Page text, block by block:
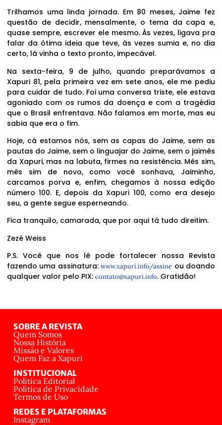
Trilhamos uma linda jornada. Em 80 meses, Jaime fez
questão de decidir, mensalmente, o tema da capa e,
quase sempre, escrever ele mesmo. Às vezes, ligava pra
falar da ótima ideia que teve, às vezes sumia e, no dia
certo, lá vinha o texto pronto, impecável.
Na sexta-feira, 9 de julho, quando preparávamos a
Xapuri 81, pela primeira vez em sete anos, ele me pediu
para cuidar de tudo. Foi uma conversa triste, ele estava
agoniado com os rumos da doença e com a tragédia
que o Brasil enfrentava. Não falamos em morte, mas eu
sabia que era o fim.
Hoje, cá estamos nós, sem as capas do Jaime, sem as
pautas do Jaime, sem o linguajar do Jaime, sem o jaimês
da Xapuri, mas na labuta, firmes na resistência. Mês sim,
mês sim de novo, como você sonhava, Jaiminho,
carcamos porva e, enfim, chegamos à nossa edição
número 100. E, depois da Xapuri 100, como era desejo
seu, a gente segue esperneando.
Fica tranquilo, camarada, que por aqui tá tudo direitim.
Zezé Weiss
P.S. Você que nos lê pode fortalecer nossa Revista
fazendo uma assinatura:www.xapuri.info/assine ou doando
qualquer valor pelo PIX: contato@xapuri.info. Gratidão!
SOBRE A REVISTA
Quem Somos
Nossa História
Missão e Valores
Quem Faz a Xapuri
INSTITUCIONAL
Política Editorial
Política de Privacidade
Termos de Uso
REDES E PLATAFORMAS
Instagram